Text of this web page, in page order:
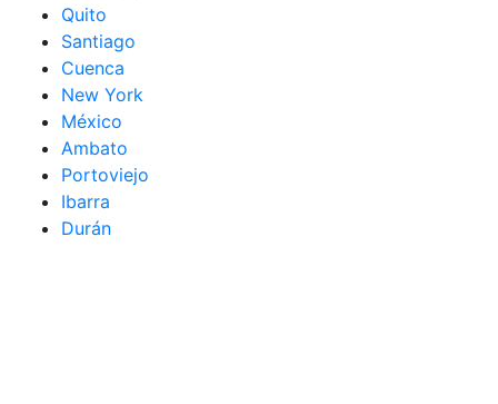
Quito
Santiago
Cuenca
New York
México
Ambato
Portoviejo
Ibarra
Durán